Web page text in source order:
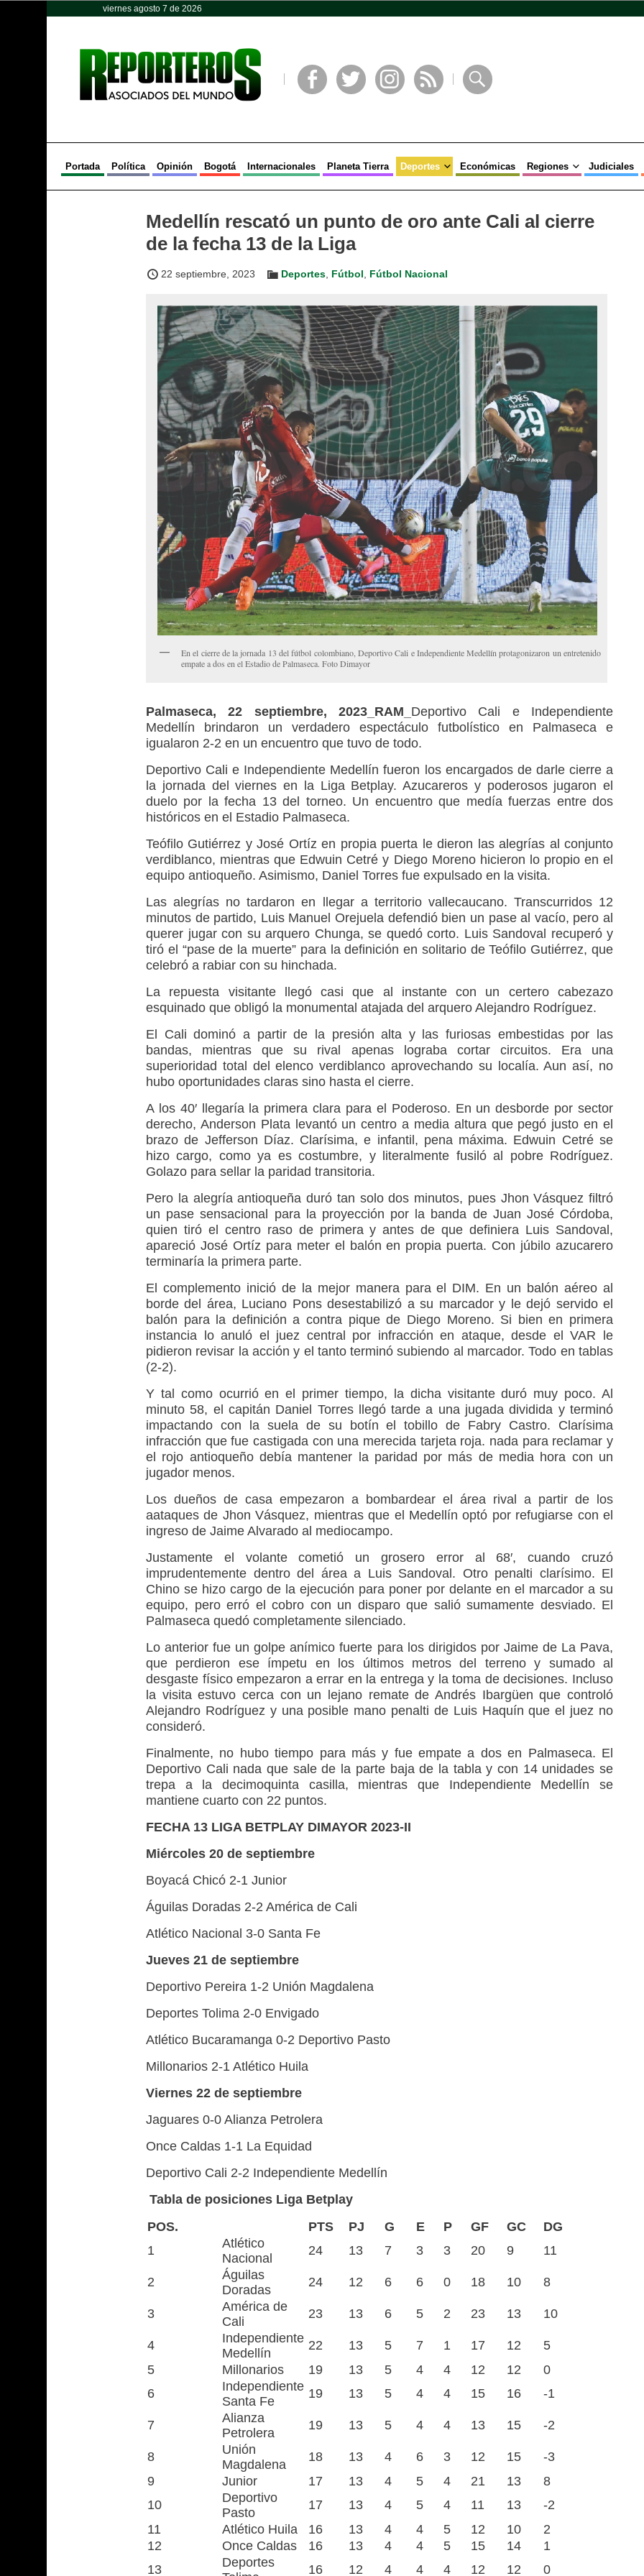
viernes agosto 7 de 2026
Portada Política Opinión Bogotá Internacionales Planeta Tierra Deportes Económicas Regiones Judiciales
Medellín rescató un punto de oro ante Cali al cierre
de la fecha 13 de la Liga
22 septiembre, 2023 Deportes Fútbol Fútbol Nacional
En el cierre de la jornada 13 del fútbol colombiano, Deportivo Cali e Independiente Medellín protagonizaron un entretenido
empate a dos en el Estadio de Palmaseca. Foto Dimayor
Palmaseca, 22 septiembre, 2023_RAM_ Deportivo Cali e Independiente
Medellín brindaron un verdadero espectáculo futbolístico en Palmaseca e
igualaron 2-2 en un encuentro que tuvo de todo.
Deportivo Cali e Independiente Medellín fueron los encargados de darle cierre a
la jornada del viernes en la Liga Betplay. Azucareros y poderosos jugaron el
duelo por la fecha 13 del torneo. Un encuentro que medía fuerzas entre dos
históricos en el Estadio Palmaseca.
Teófilo Gutiérrez y José Ortíz en propia puerta le dieron las alegrías al conjunto
verdiblanco, mientras que Edwuin Cetré y Diego Moreno hicieron lo propio en el
equipo antioqueño. Asimismo, Daniel Torres fue expulsado en la visita.
Las alegrías no tardaron en llegar a territorio vallecaucano. Transcurridos 12
minutos de partido, Luis Manuel Orejuela defendió bien un pase al vacío, pero al
querer jugar con su arquero Chunga, se quedó corto. Luis Sandoval recuperó y
tiró el “pase de la muerte” para la definición en solitario de Teófilo Gutiérrez, que
celebró a rabiar con su hinchada.
La repuesta visitante llegó casi que al instante con un certero cabezazo
esquinado que obligó la monumental atajada del arquero Alejandro Rodríguez.
El Cali dominó a partir de la presión alta y las furiosas embestidas por las
bandas, mientras que su rival apenas lograba cortar circuitos. Era una
superioridad total del elenco verdiblanco aprovechando su localía. Aun así, no
hubo oportunidades claras sino hasta el cierre.
A los 40′ llegaría la primera clara para el Poderoso. En un desborde por sector
derecho, Anderson Plata levantó un centro a media altura que pegó justo en el
brazo de Jefferson Díaz. Clarísima, e infantil, pena máxima. Edwuin Cetré se
hizo cargo, como ya es costumbre, y literalmente fusiló al pobre Rodríguez.
Golazo para sellar la paridad transitoria.
Pero la alegría antioqueña duró tan solo dos minutos, pues Jhon Vásquez filtró
un pase sensacional para la proyección por la banda de Juan José Córdoba,
quien tiró el centro raso de primera y antes de que definiera Luis Sandoval,
apareció José Ortíz para meter el balón en propia puerta. Con júbilo azucarero
terminaría la primera parte.
El complemento inició de la mejor manera para el DIM. En un balón aéreo al
borde del área, Luciano Pons desestabilizó a su marcador y le dejó servido el
balón para la definición a contra pique de Diego Moreno. Si bien en primera
instancia lo anuló el juez central por infracción en ataque, desde el VAR le
pidieron revisar la acción y el tanto terminó subiendo al marcador. Todo en tablas
(2-2).
Y tal como ocurrió en el primer tiempo, la dicha visitante duró muy poco. Al
minuto 58, el capitán Daniel Torres llegó tarde a una jugada dividida y terminó
impactando con la suela de su botín el tobillo de Fabry Castro. Clarísima
infracción que fue castigada con una merecida tarjeta roja. nada para reclamar y
el rojo antioqueño debía mantener la paridad por más de media hora con un
jugador menos.
Los dueños de casa empezaron a bombardear el área rival a partir de los
aataques de Jhon Vásquez, mientras que el Medellín optó por refugiarse con el
ingreso de Jaime Alvarado al mediocampo.
Justamente el volante cometió un grosero error al 68′, cuando cruzó
imprudentemente dentro del área a Luis Sandoval. Otro penalti clarísimo. El
Chino se hizo cargo de la ejecución para poner por delante en el marcador a su
equipo, pero erró el cobro con un disparo que salió sumamente desviado. El
Palmaseca quedó completamente silenciado.
Lo anterior fue un golpe anímico fuerte para los dirigidos por Jaime de La Pava,
que perdieron ese ímpetu en los últimos metros del terreno y sumado al
desgaste físico empezaron a errar en la entrega y la toma de decisiones. Incluso
la visita estuvo cerca con un lejano remate de Andrés Ibargüen que controló
Alejandro Rodríguez y una posible mano penalti de Luis Haquín que el juez no
consideró.
Finalmente, no hubo tiempo para más y fue empate a dos en Palmaseca. El
Deportivo Cali nada que sale de la parte baja de la tabla y con 14 unidades se
trepa a la decimoquinta casilla, mientras que Independiente Medellín se
mantiene cuarto con 22 puntos.
FECHA 13 LIGA BETPLAY DIMAYOR 2023-II
Miércoles 20 de septiembre
Boyacá Chicó 2-1 Junior
Águilas Doradas 2-2 América de Cali
Atlético Nacional 3-0 Santa Fe
Jueves 21 de septiembre
Deportivo Pereira 1-2 Unión Magdalena
Deportes Tolima 2-0 Envigado
Atlético Bucaramanga 0-2 Deportivo Pasto
Millonarios 2-1 Atlético Huila
Viernes 22 de septiembre
Jaguares 0-0 Alianza Petrolera
Once Caldas 1-1 La Equidad
Deportivo Cali 2-2 Independiente Medellín
Tabla de posiciones Liga Betplay
POS.
PTS PJ G E P GF GC
DG
1
Atlético
Nacional
24 13 7 3 3 20 9 11
2
Águilas
Doradas
24 12 6 6 0 18 10 8
3
América de
Cali
23 13 6 5 2 23 13 10
4
Independiente
Medellín
22 13 5 7 1 17 12
5
5
Millonarios 19 13 5 4 4 12 12
0
6
Independiente
Santa Fe
19 13 5 4 4 15 16 -1
7
Alianza
Petrolera
19 13 5 4 4 13 15 -2
8
Unión
Magdalena
18 13 4 6 3 12 15
-3
9
Junior 17 13 4 5 4 21 13
8
10
Deportivo
Pasto
17 13 4 5 4 11 13
-2
11
Atlético Huila 16 13 4 4 5 12 10
2
12
Once Caldas 16 13 4 4 5 15 14
1
13
Deportes
16 12 4 4 4 12 12 0
Opinión Política